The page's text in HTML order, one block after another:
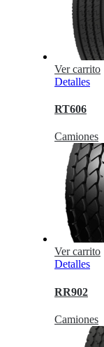
Ver carrito
Detalles
RT606
Camiones
Ver carrito
Detalles
RR902
Camiones